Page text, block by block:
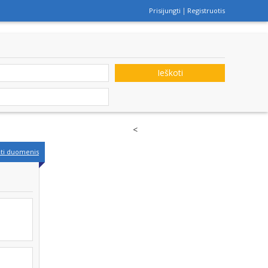
Prisijungti Registruotis
Ieškoti
duomenis
<